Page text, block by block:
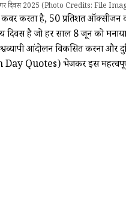
दिवस 2025 (Photo Credits: File
करता है, 50 प्रतिशत ऑक्सीजन
है जो हर साल 8 जून को
आंदोलन विकसित करना
Quotes) भेजकर इस